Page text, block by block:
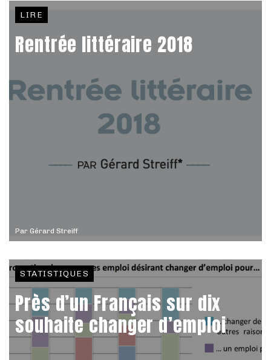
Par Gérard Streiff
LIRE
Rentrée littéraire 2018
STATISTIQUES
Près d’un Français sur dix
souhaite changer d’emploi